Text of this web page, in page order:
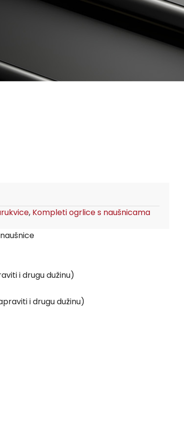
, Kompleti ogrlice s naušnicama
i drugu dužinu)
i drugu dužinu)